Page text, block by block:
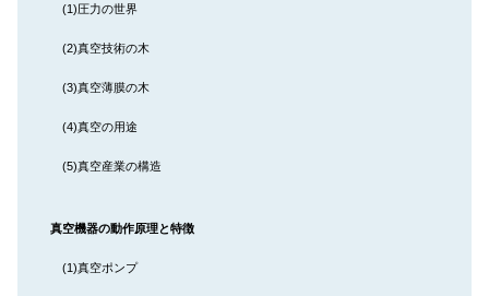
(1)圧力の世界
(2)真空技術の木
(3)真空薄膜の木
(4)真空の用途
(5)真空産業の構造
真空機器の動作原理と特徴
(1)真空ポンプ